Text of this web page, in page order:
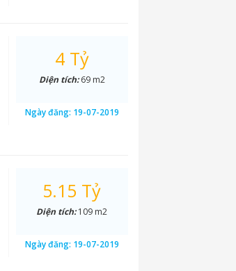
4 Tỷ
Diện tích:69 m2
Ngày đăng: 19-07-2019
5.15 Tỷ
Diện tích:109 m2
Ngày đăng: 19-07-2019